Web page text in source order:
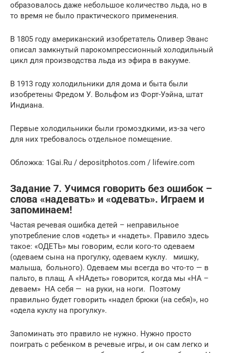
образовалось даже небольшое количество льда, но в
то время не было практического применения.
В 1805 году американский изобретатель Оливер Эванс
описал замкнутый парокомпрессионный холодильный
цикл для производства льда из эфира в вакууме.
В 1913 году холодильники для дома и быта были
изобретены Фредом У. Вольфом из Форт-Уэйна, штат
Индиана.
Первые холодильники были громоздкими, из-за чего
для них требовалось отдельное помещение.
Обложка: 1Gai.Ru / depositphotos.com / lifewire.com
Задание 7. Учимся говорить без ошибок –
слова «надевать» и «одевать». Играем и
запоминаем!
Частая речевая ошибка детей – неправильное
употребление слов «одеть» и «надеть». Правило здесь
такое: «ОДЕТЬ» мы говорим, если кого-то одеваем
(одеваем сына на прогулку, одеваем куклу. мишку,
малыша, больного). Одеваем мы всегда во что-то — в
пальто, в плащ. А «НАдеть» говорится, когда мы «НА –
деваем» НА себя — на руки, на ноги. Поэтому
правильно будет говорить «надел брюки (на себя)», но
«одела куклу на прогулку».
Запоминать это правило не нужно. Нужно просто
поиграть с ребенком в речевые игры, и он сам легко и